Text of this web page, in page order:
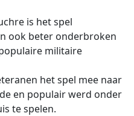
is het spel
ook beter onderbroken
militaire
het spel mee naar
en populair werd onder
te spelen.